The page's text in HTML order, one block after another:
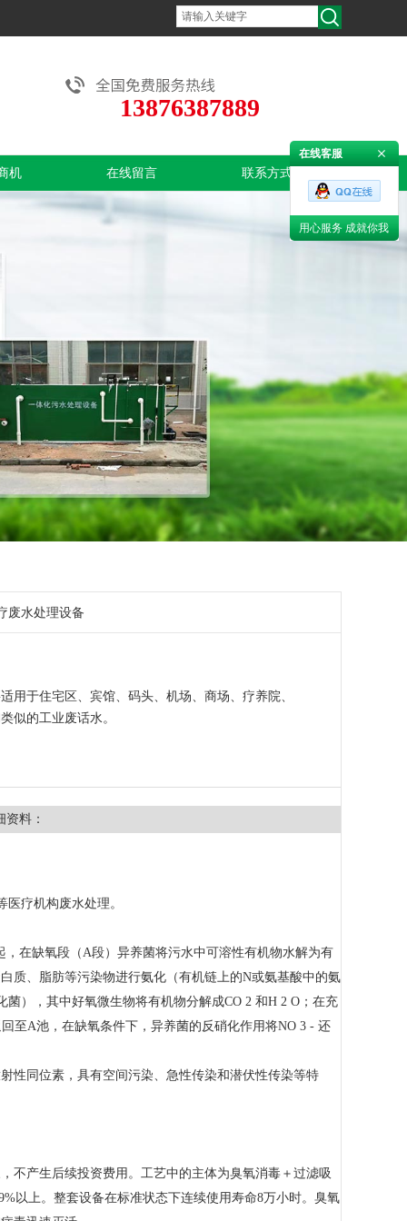
13876387889
机 在线留言 联系方式
废水处理设备
用于住宅区、宾馆、码头、机场、商场、疗养院、
似的工业废话水。
资料：
医疗机构废水处理。
在缺氧段（A段）异养菌将污水中可溶性有机物水解为有
质、脂肪等污染物进行氨化（有机链上的N或氨基酸中的氨
），其中好氧微生物将有机物分解成CO 2 和H 2 O；在充
至A池，在缺氧条件下，异养菌的反硝化作用将NO 3 - 还
性同位素，具有空间污染、急性传染和潜伏性传染等特
不产生后续投资费用。工艺中的主体为臭氧消毒＋过滤吸
以上。整套设备在标准状态下连续使用寿命8万小时。臭氧
在线客服
用心服务 成就你我